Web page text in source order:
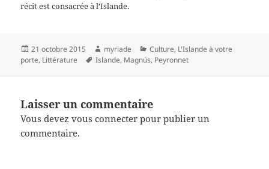
récit est consacrée à l’Islande.
Publié
le
21 octobre 2015 Auteur
myriade Catégories
Culture, L'Islande à votre
porte, Littérature
Mots-
Islande, Magnús, Peyronnet
Laisser un commentaire
Vous devezvous connecter pour publier un
commentaire.